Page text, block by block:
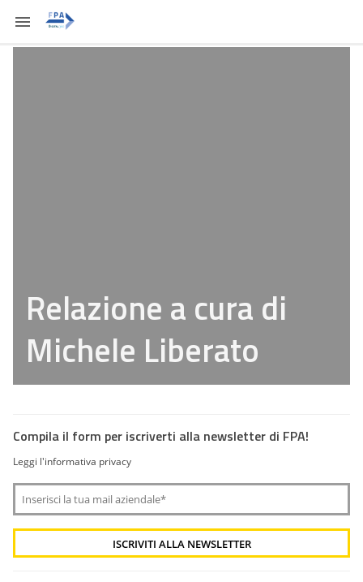
Relazione a cura di
Michele Liberato
Compila il form per iscriverti alla newsletter di FPA!
Leggi l'informativa privacy